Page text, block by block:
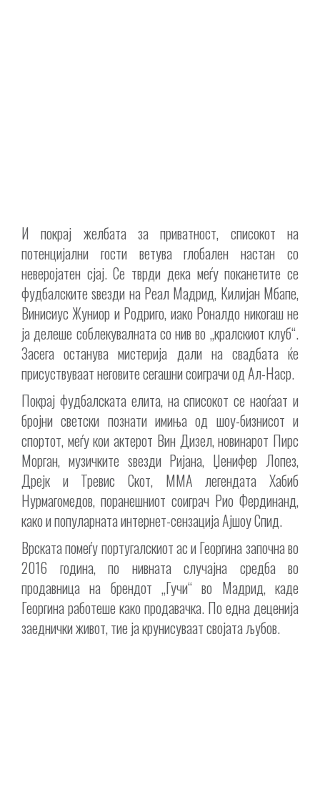
И покрај желбата за приватност, списокот на
потенцијални гости ветува глобален настан со
неверојатен сјај. Се тврди дека меѓу поканетите се
фудбалските ѕвезди на Реал Мадрид, Килијан Мбапе,
Винисиус Жуниор и Родриго, иако Роналдо никогаш не
ја делеше соблекувалната со нив во „кралскиот клуб“.
Засега останува мистерија дали на свадбата ќе
присуствуваат неговите сегашни соиграчи од Ал-Наср.
Покрај фудбалската елита, на списокот се наоѓаат и
бројни светски познати имиња од шоу-бизнисот и
спортот, меѓу кои актерот Вин Дизел, новинарот Пирс
Морган, музичките ѕвезди Ријана, Џенифер Лопез,
Дрејк и Тревис Скот, ММА легендата Хабиб
Нурмагомедов, поранешниот соиграч Рио Фердинанд,
како и популарната интернет-сензација Ајшоу Спид.
Врската помеѓу португалскиот ас и Георгина започна во
2016 година, по нивната случајна средба во
продавница на брендот „Гучи“ во Мадрид, каде
Георгина работеше како продавачка. По една деценија
заеднички живот, тие ја крунисуваат својата љубов.